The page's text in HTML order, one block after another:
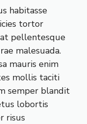
habitasse
tortor
pellentesque
malesuada.
mauris enim
mollis taciti
semper blandit
lobortis
risus